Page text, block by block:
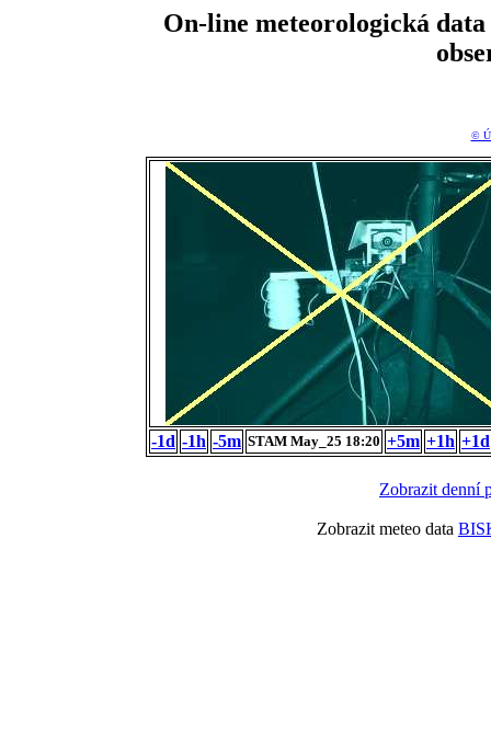
On-line meteorologická
©
-1d -1h -5m STAM May_25 18:20 +5m +1h +1d
Zobrazit denní
Zobrazit meteo data